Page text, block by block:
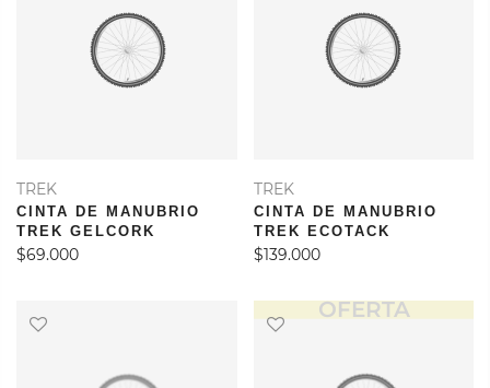
TREK
CINTA DE MANUBRIO
TREK GELCORK
$69.000
TREK
CINTA DE MANUBRIO
TREK ECOTACK
$139.000
OFERTA